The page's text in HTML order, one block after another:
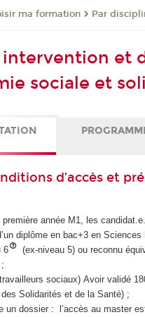
ma formation Par
intervention et
sociale et
d’accès et
première année M1, les
diplôme en bac+3 en
6
(ex-niveau 5) ou reconnu
sociaux) Avoir validé
Solidarités et de la Santé) ;
un dossier : l’accès au master